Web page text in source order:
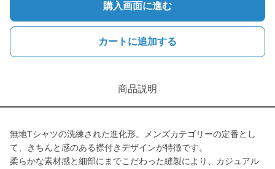
購入画面に進む
カートに追加する
商品説明
無地Tシャツの洗練された進化形。メンズカテゴリーの定番とし
て、きちんと感のある襟付きデザインが特徴です。
柔らかな素材感と細部にまでこだわった縫製により、カジュアル